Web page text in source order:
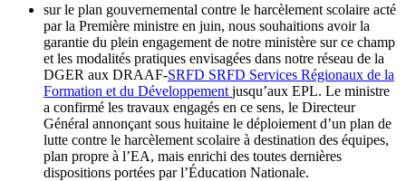
sur le plan gouvernemental contre le harcèlement scolaire acté
par la Première ministre en juin, nous souhaitions avoir la
garantie du plein engagement de notre ministère sur ce champ
et les modalités pratiques envisagées dans notre réseau de la
DGER aux DRAAF-SRFD SRFD Services Régionaux de la
Formation et du Développement jusqu’aux EPL. Le ministre
a confirmé les travaux engagés en ce sens, le Directeur
Général annonçant sous huitaine le déploiement d’un plan de
lutte contre le harcèlement scolaire à destination des équipes,
plan propre à l’EA, mais enrichi des toutes dernières
dispositions portées par l’Éducation Nationale.